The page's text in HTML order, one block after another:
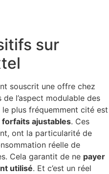
sur
souscrit une offre chez
l’aspect modulable des
plus fréquemment cité est
forfaits ajustables. Ces
ont la particularité de
réelle de
Cela garantit de ne payer
utilisé. Et c’est un réel